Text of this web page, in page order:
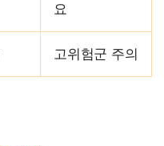
요
고위험군 주의